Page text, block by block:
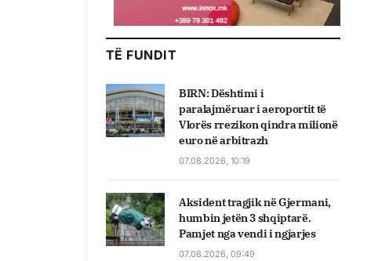
TË FUNDIT
BIRN: Dështimi i
paralajmëruar i aeroportit të
Vlorës rrezikon qindra milionë
euro në arbitrazh
07.08.2026, 10:19
Aksident tragjik në Gjermani,
humbin jetën 3 shqiptarë.
Pamjet nga vendi i ngjarjes
07.08.2026, 09:49